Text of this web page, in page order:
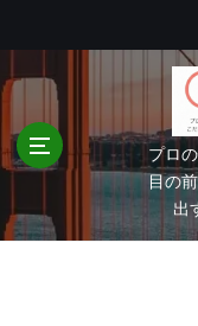
ン
へ
移
プロ
目の
出